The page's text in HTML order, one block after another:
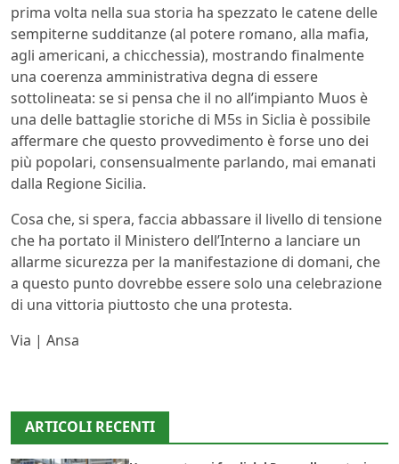
prima volta nella sua storia ha spezzato le catene delle
sempiterne sudditanze (al potere romano, alla mafia,
agli americani, a chicchessia), mostrando finalmente
una coerenza amministrativa degna di essere
sottolineata: se si pensa che il no all’impianto Muos è
una delle battaglie storiche di M5s in Siclia è possibile
affermare che questo provvedimento è forse uno dei
più popolari, consensualmente parlando, mai emanati
dalla Regione Sicilia.
Cosa che, si spera, faccia abbassare il livello di tensione
che ha portato il Ministero dell’Interno a lanciare un
allarme sicurezza per la manifestazione di domani, che
a questo punto dovrebbe essere solo una celebrazione
di una vittoria piuttosto che una protesta.
Via | Ansa
ARTICOLI RECENTI